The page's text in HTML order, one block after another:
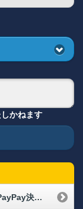
かねます
【ホークスTV】クレジットカード決済からPayPay決済に変更したい